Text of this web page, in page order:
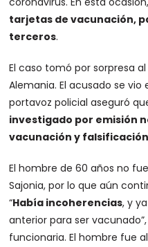
tarjetas de vacunación,
terceros.
El caso tomó por sorpresa
Alemania. El acusado se
portavoz policial aseguró
investigado por emisión
vacunación y
El hombre de 60 años no
Sajonia, por lo que aún
“Había incoherencias, y
anterior para ser
funcionaria. El hombre fue